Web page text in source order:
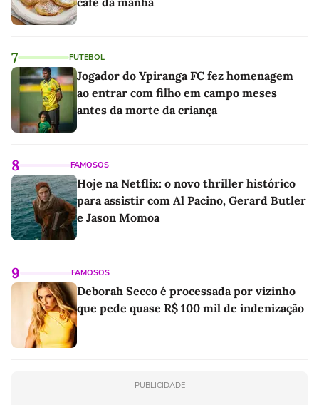
7 FUTEBOL
Jogador do Ypiranga FC fez homenagem
ao entrar com filho em campo meses
antes da morte da criança
8 FAMOSOS
Hoje na Netflix: o novo thriller histórico
para assistir com Al Pacino, Gerard Butler
e Jason Momoa
9 FAMOSOS
Deborah Secco é processada por vizinho
que pede quase R$ 100 mil de indenização
PUBLICIDADE